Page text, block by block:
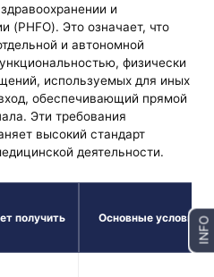
и
(PHFO). Это означает, что
и автономной
физически
используемых для иных
обеспечивающий прямой
Эти требования
высокий стандарт
деятельности.
получить Основные условияINFO